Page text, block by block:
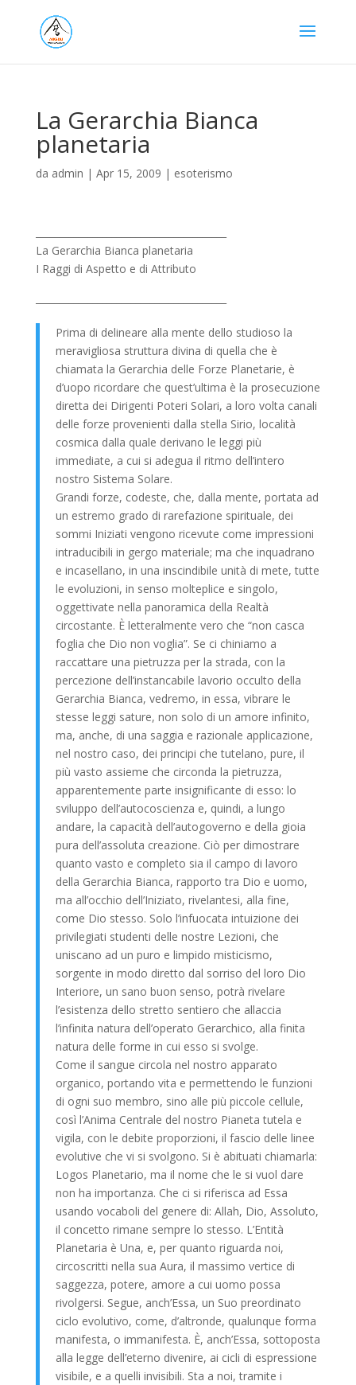
La Gerarchia Bianca
planetaria
da admin | Apr 15, 2009 | esoterismo
La Gerarchia Bianca planetaria
I Raggi di Aspetto e di Attributo
Prima di delineare alla mente dello studioso la
meravigliosa struttura divina di quella che è
chiamata la Gerarchia delle Forze Planetarie, è
d’uopo ricordare che quest’ultima è la prosecuzione
diretta dei Dirigenti Poteri Solari, a loro volta canali
delle forze provenienti dalla stella Sirio, località
cosmica dalla quale derivano le leggi più
immediate, a cui si adegua il ritmo dell’intero
nostro Sistema Solare.
Grandi forze, codeste, che, dalla mente, portata ad
un estremo grado di rarefazione spirituale, dei
sommi Iniziati vengono ricevute come impressioni
intraducibili in gergo materiale; ma che inquadrano
e incasellano, in una inscindibile unità di mete, tutte
le evoluzioni, in senso molteplice e singolo,
oggettivate nella panoramica della Realtà
circostante. È letteralmente vero che “non casca
foglia che Dio non voglia”. Se ci chiniamo a
raccattare una pietruzza per la strada, con la
percezione dell’instancabile lavorio occulto della
Gerarchia Bianca, vedremo, in essa, vibrare le
stesse leggi sature, non solo di un amore infinito,
ma, anche, di una saggia e razionale applicazione,
nel nostro caso, dei principi che tutelano, pure, il
più vasto assieme che circonda la pietruzza,
apparentemente parte insignificante di esso: lo
sviluppo dell’autocoscienza e, quindi, a lungo
andare, la capacità dell’autogoverno e della gioia
pura dell’assoluta creazione. Ciò per dimostrare
quanto vasto e completo sia il campo di lavoro
della Gerarchia Bianca, rapporto tra Dio e uomo,
ma all’occhio dell’Iniziato, rivelantesi, alla fine,
come Dio stesso. Solo l’infuocata intuizione dei
privilegiati studenti delle nostre Lezioni, che
uniscano ad un puro e limpido misticismo,
sorgente in modo diretto dal sorriso del loro Dio
Interiore, un sano buon senso, potrà rivelare
l’esistenza dello stretto sentiero che allaccia
l’infinita natura dell’operato Gerarchico, alla finita
natura delle forme in cui esso si svolge.
Come il sangue circola nel nostro apparato
organico, portando vita e permettendo le funzioni
di ogni suo membro, sino alle più piccole cellule,
così l’Anima Centrale del nostro Pianeta tutela e
vigila, con le debite proporzioni, il fascio delle linee
evolutive che vi si svolgono. Si è abituati chiamarla:
Logos Planetario, ma il nome che le si vuol dare
non ha importanza. Che ci si riferisca ad Essa
usando vocaboli del genere di: Allah, Dio, Assoluto,
il concetto rimane sempre lo stesso. L’Entità
Planetaria è Una, e, per quanto riguarda noi,
circoscritti nella sua Aura, il massimo vertice di
saggezza, potere, amore a cui uomo possa
rivolgersi. Segue, anch’Essa, un Suo preordinato
ciclo evolutivo, come, d’altronde, qualunque forma
manifesta, o immanifesta. È, anch’Essa, sottoposta
alla legge dell’eterno divenire, ai cicli di espressione
visibile, e a quelli invisibili. Sta a noi, tramite i